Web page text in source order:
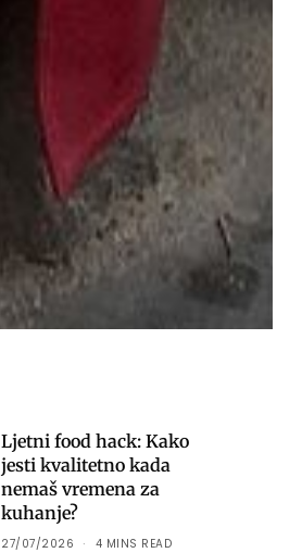
Ljetni food hack: Kako
jesti kvalitetno kada
nemaš vremena za
kuhanje?
27/07/2026 4 MINS READ